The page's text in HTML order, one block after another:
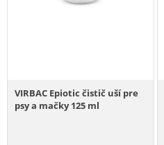
VIRBAC Epiotic čistič uší pre
psy a mačky 125 ml